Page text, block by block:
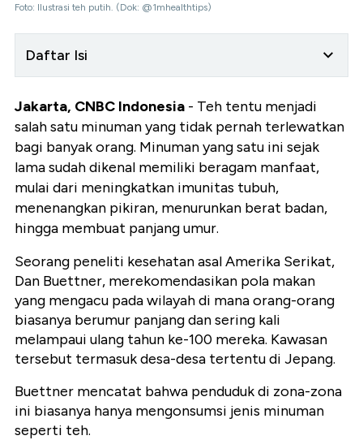
Foto: Ilustrasi teh putih. (Dok: @1mhealthtips)
Daftar Isi
Jakarta, CNBC Indonesia - Teh tentu menjadi
salah satu minuman yang tidak pernah terlewatkan
bagi banyak orang. Minuman yang satu ini sejak
lama sudah dikenal memiliki beragam manfaat,
mulai dari meningkatkan imunitas tubuh,
menenangkan pikiran, menurunkan berat badan,
hingga membuat panjang umur.
Seorang peneliti kesehatan asal Amerika Serikat,
Dan Buettner, merekomendasikan pola makan
yang mengacu pada wilayah di mana orang-orang
biasanya berumur panjang dan sering kali
melampaui ulang tahun ke-100 mereka. Kawasan
tersebut termasuk desa-desa tertentu di Jepang.
Buettner mencatat bahwa penduduk di zona-zona
ini biasanya hanya mengonsumsi jenis minuman
seperti teh.